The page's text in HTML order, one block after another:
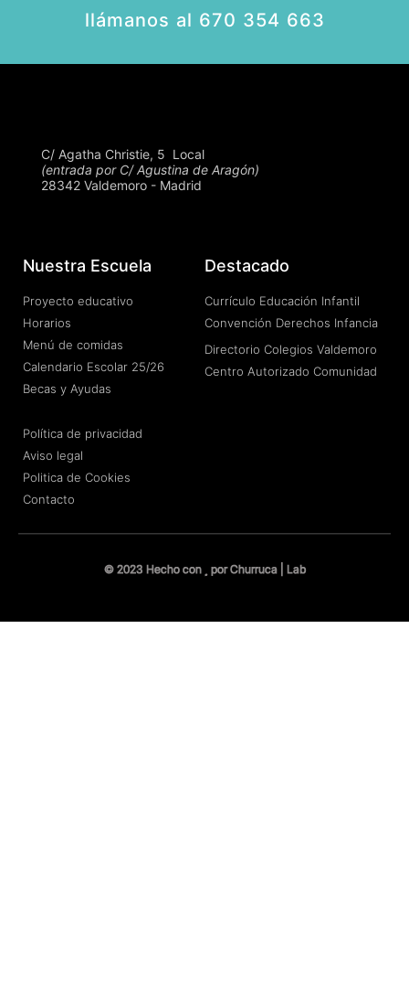
llámanos al 670 354 663
C/ Agatha Christie, 5  Local
(entrada por C/ Agustina de Aragón)
28342 Valdemoro - Madrid
Nuestra Escuela
Proyecto educativo
Horarios
Menú de comidas
Calendario Escolar 25/26
Becas y Ayudas
Destacado
Currículo Educación Infantil
Convención Derechos Infancia
Directorio Colegios Valdemoro
Centro Autorizado Comunidad
Política de privacidad
Aviso legal
Politica de Cookies
Contacto
© 2023 Hecho con por Churruca | Lab